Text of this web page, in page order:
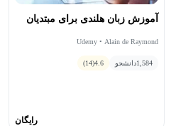
آموزش زبان هلندی برای مبتدیان
Udemy • Alain de Raymond
1,584دانشجو 4.6
(14)
رایگان